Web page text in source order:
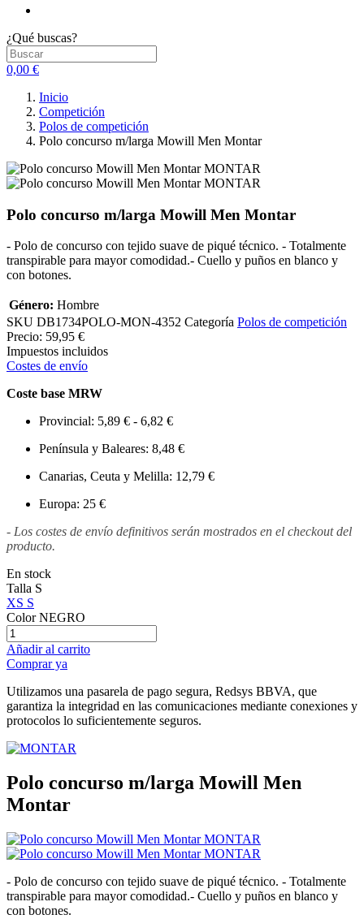
¿Qué buscas?
0,00 €
Inicio
Competición
Polos de competición
Polo concurso m/larga Mowill Men Montar
Polo concurso m/larga Mowill Men Montar
- Polo de concurso con tejido suave de piqué técnico. - Totalmente
transpirable para mayor comodidad.- Cuello y puños en blanco y
con botones.
Género: Hombre
SKU DB1734POLO-MON-4352 Categoría Polos de competición
Precio: 59,95 €
Impuestos incluidos
Costes de envío
Coste base MRW
Provincial: 5,89 € - 6,82 €
Península y Baleares: 8,48 €
Canarias, Ceuta y Melilla: 12,79 €
Europa: 25 €
- Los costes de envío definitivos serán mostrados en el checkout del
producto.
En stock
Talla S
XS S
Color NEGRO
Añadir al carrito
Comprar ya
Utilizamos una pasarela de pago segura, Redsys BBVA, que
garantiza la integridad en las comunicaciones mediante conexiones y
protocolos lo suficientemente seguros.
Polo concurso m/larga Mowill Men
Montar
- Polo de concurso con tejido suave de piqué técnico. - Totalmente
transpirable para mayor comodidad.- Cuello y puños en blanco y
con botones.